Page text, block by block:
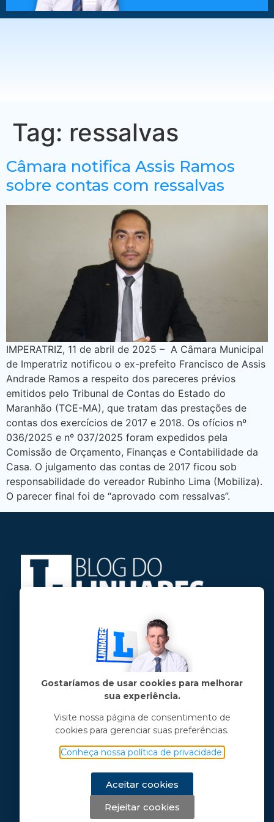
Tag: ressalvas
Câmara notifica Assis Ramos
sobre contas com ressalvas
IMPERATRIZ, 11 de abril de 2025 – A Câmara Municipal
de Imperatriz notificou o ex-prefeito Francisco de Assis
Andrade Ramos a respeito dos pareceres prévios
emitidos pelo Tribunal de Contas do Estado do
Maranhão (TCE-MA), que tratam das prestações de
contas dos exercícios de 2017 e 2018. Os ofícios nº
036/2025 e nº 037/2025 foram expedidos pela
Comissão de Orçamento, Finanças e Contabilidade da
Casa. O julgamento das contas de 2017 ficou sob
responsabilidade do vereador Rubinho Lima (Mobiliza).
O parecer final foi de “aprovado com ressalvas”.
Jose Linhares Jr é maranhense.
Formado em Jornalismo, estudou filosofia
e tem pós-graduações em ciência política
e marketing político.
Menu principal
Notícias
Opinião
Chama o Linhares
Gostaríamos de usar cookies para melhorar
sua experiência.
Visite nossa página de consentimento de
cookies para gerenciar suas preferências.
Conheça nossa política de privacidade.
Aceitar cookies
Rejeitar cookies